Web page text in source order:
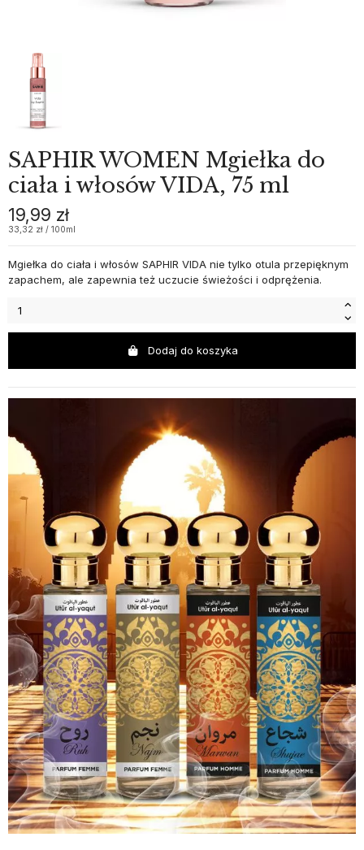
SAPHIR WOMEN Mgiełka do
ciała i włosów VIDA, 75 ml
19,99 zł
33,32 zł / 100ml
Mgiełka do ciała i włosów SAPHIR VIDA nie tylko otula przepięknym
zapachem, ale zapewnia też uczucie świeżości i odprężenia.
Dodaj do koszyka